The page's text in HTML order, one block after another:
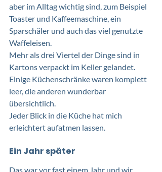
aber im Alltag wichtig sind, zum Beispiel
Toaster und Kaffeemaschine, ein
Sparschäler und auch das viel genutzte
Waffeleisen.
Mehr als drei Viertel der Dinge sind in
Kartons verpackt im Keller gelandet.
Einige Küchenschränke waren komplett
leer, die anderen wunderbar
übersichtlich.
Jeder Blick in die Küche hat mich
erleichtert aufatmen lassen.
Ein Jahr später
Das war vor fast einem Jahr und wir